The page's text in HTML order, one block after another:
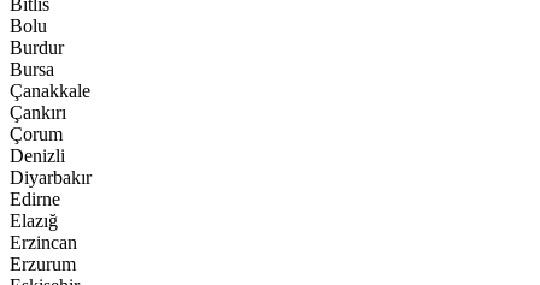
Bitlis
Bolu
Burdur
Bursa
Çanakkale
Çankırı
Çorum
Denizli
Diyarbakır
Edirne
Elazığ
Erzincan
Erzurum